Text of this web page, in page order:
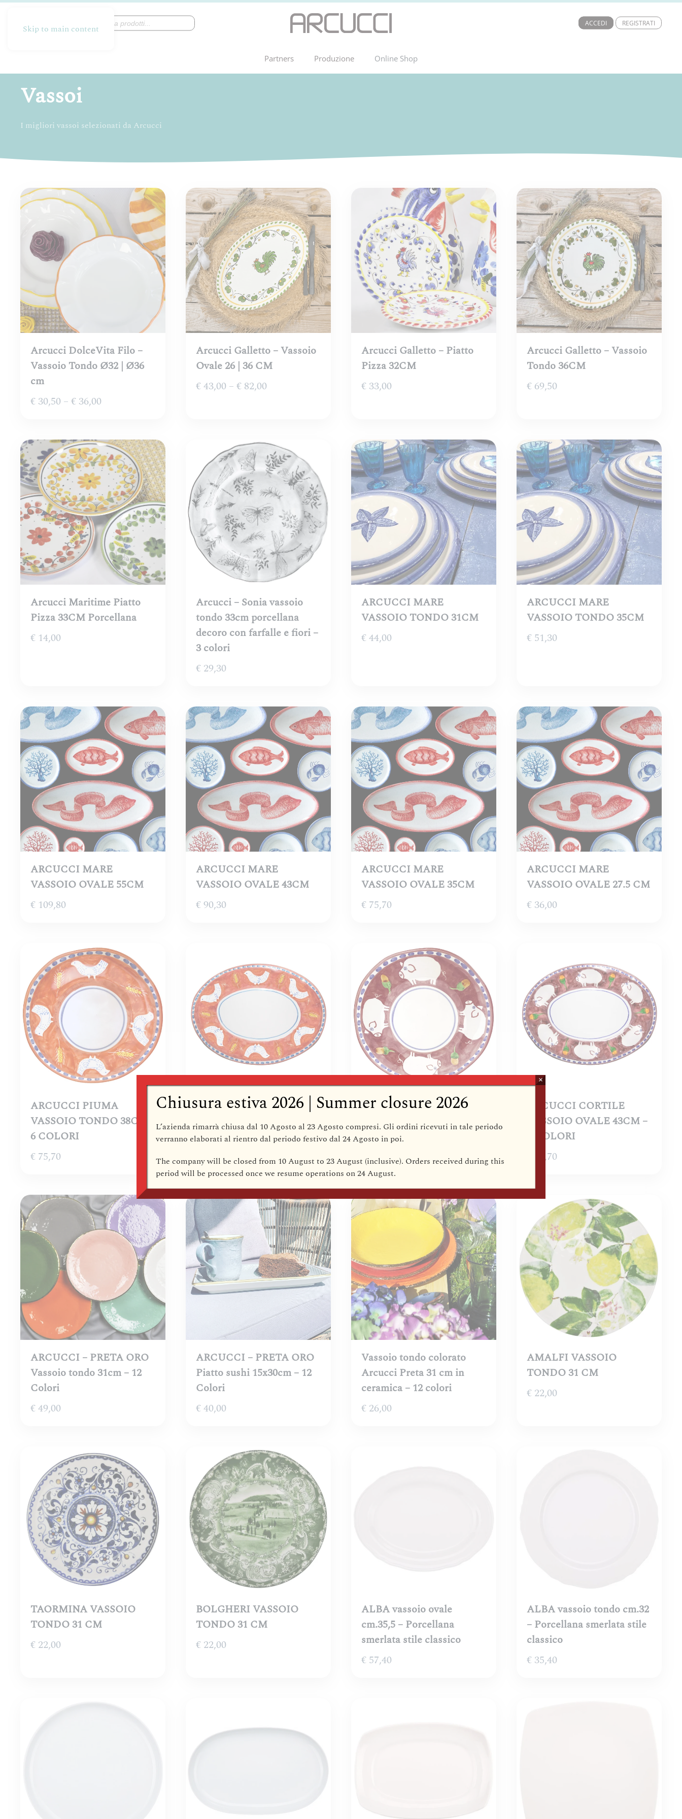
Skip to main content
search ACCEDI REGISTRATI
Partners Produzione Online Shop
Vassoi
I migliori vassoi selezionati da Arcucci
Arcucci DolceVita Filo –
Vassoio Tondo Ø32 | Ø36
cm
€ 30,50 – € 36,00
da
€ 30,50
€ 36,00
Arcucci Galletto – Vassoio
Ovale 26 | 36 CM
€43,00 – € 82,00
€ 43,00
a
€ 82,00
Arcucci Galletto – Piatto
Pizza 32CM
€ 33,00
Arcucci Galletto – Vassoio
Tondo 36CM
€ 69,50
Arcucci Maritime Piatto
Pizza 33CM Porcellana
€ 14,00
Arcucci – Sonia vassoio
tondo 33cm porcellana
decoro con farfalle e fiori –
3 colori
€ 29,30
ARCUCCI MARE
VASSOIO TONDO 31CM
€44,00
ARCUCCI MARE
VASSOIO TONDO 35CM
€ 51,30
ARCUCCI MARE
VASSOIO OVALE 55CM
€ 109,80
ARCUCCI MARE
VASSOIO OVALE 43CM
€90,30
ARCUCCI MARE
VASSOIO OVALE 35CM
€ 75,70
ARCUCCI MARE
VASSOIO OVALE 27.5 CM
€ 36,00
ARCUCCI PIUMA
VASSOIO TONDO 38CM –
6 COLORI
€ 75,70
ARCUCCI PIUMA
VASSOIO OVALE 43CM –
6 COLORI
€86,70
ARCUCCI CORTILE
VASSOIO TONDO 38CM –
6 COLORI
€75,70
ARCUCCI CORTILE
VASSOIO OVALE 43CM –
6 COLORI
86,70
ARCUCCI – PRETA ORO
Vassoio tondo 31cm – 12
Colori
€49,00
ARCUCCI – PRETA ORO
Piatto sushi 15x30cm – 12
Colori
€40,00
Vassoio tondo colorato
Arcucci Preta 31 cm in
ceramica – 12 colori
€ 26,00
AMALFI VASSOIO
TONDO 31 CM
€ 22,00
TAORMINA VASSOIO
TONDO 31 CM
€ 22,00
BOLGHERI VASSOIO
TONDO 31 CM
€ 22,00
ALBA vassoio ovale
cm.35,5 – Porcellana
smerlata stile classico
€ 57,40
ALBA vassoio tondo cm.32
– Porcellana smerlata stile
classico
€ 35,40
Chiusura estiva 2026 | Summer closure 2026
L’azienda rimarràchiusa dal 10 Agosto al 23 Agosto compresi. Gli ordini ricevuti in tale periodo
verranno elaborati al rientro dal periodo festivo dal 24 Agosto in poi.
The companywill be closed from 10 August to 23 August (inclusive). Orders received during this
period will be processed once we resume operations on24 August.
×